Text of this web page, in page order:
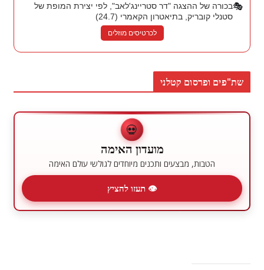
🎭בכורה של ההצגה "דר סטריינג'לאב", לפי יצירת המופת של
סטנלי קובריק, בתיאטרון הקאמרי (24.7)
לכרטיסים מוזלים
שת"פים ופרסום קטלני
💀
מועדון האימה
הטבות, מבצעים ותכנים מיוחדים לגולשי עולם האימה
👁 תעזו להציץ